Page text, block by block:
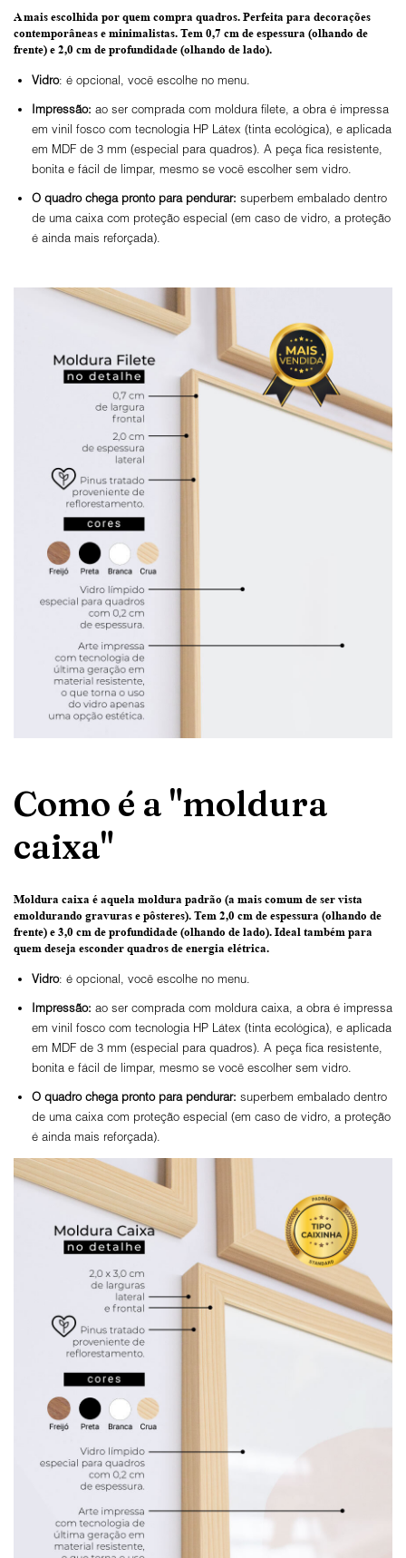
A mais escolhida por quem compra quadros. Perfeita para decorações
contemporâneas e minimalistas. Tem 0,7 cm de espessura (olhando de
frente) e 2,0 cm de profundidade (olhando de lado).
Vidro: é opcional, você escolhe no menu.
Impressão: ao ser comprada com moldura filete, a obra é impressa
em vinil fosco com tecnologia HP Látex (tinta ecológica), e aplicada
em MDF de 3 mm (especial para quadros). A peça fica resistente,
bonita e fácil de limpar, mesmo se você escolher sem vidro.
O quadro chega pronto para pendurar: superbem embalado dentro
de uma caixa com proteção especial (em caso de vidro, a proteção
é ainda mais reforçada).
Como é a "moldura
caixa"
Moldura caixa é aquela moldura padrão (a mais comum de ser vista
emoldurando gravuras e pôsteres). Tem 2,0 cm de espessura (olhando de
frente) e 3,0 cm de profundidade (olhando de lado). Ideal também para
quem deseja esconder quadros de energia elétrica.
Vidro: é opcional, você escolhe no menu.
Impressão: ao ser comprada com moldura caixa, a obra é impressa
em vinil fosco com tecnologia HP Látex (tinta ecológica), e aplicada
em MDF de 3 mm (especial para quadros). A peça fica resistente,
bonita e fácil de limpar, mesmo se você escolher sem vidro.
O quadro chega pronto para pendurar: superbem embalado dentro
de uma caixa com proteção especial (em caso de vidro, a proteção
é ainda mais reforçada).